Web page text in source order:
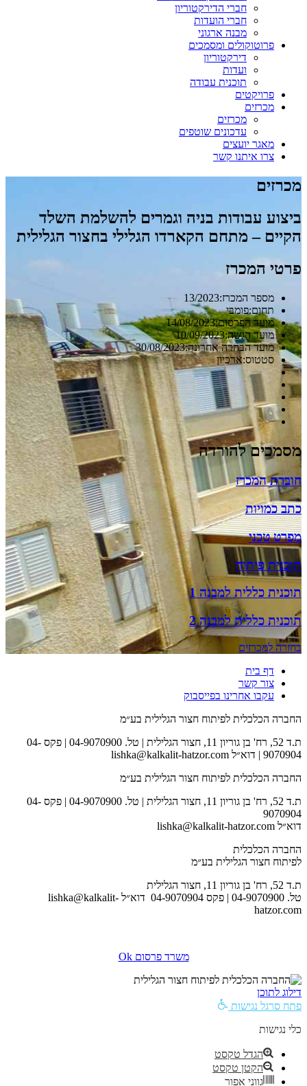
חברי הדירקטוריון
חברי הועדות
מבנה ארגוני
פרוטוקולים ומסמכים
דירקטוריון
ועדות
תוכנית עבודה
פרויקטים
מכרזים
מכרזים
עדכונים שוטפים
מאגר יועצים
צרו איתנו קשר
מכרזים
ביצוע עבודות בניה וגמרים להשלמת השלד
הקיים – מתחם הקארדו הגלילי בחצור הגלילית
פרטי המכרז
מספר המכרז:13/2023
תחום:פומבי
מועד הפרסום:14/08/2023
מועד הגשה:10/09/2023
מועד הבהרה אחרונה:30/08/2023
סטטוס:ארכיון
מסמכים להורדה
חוברת המכרז
כתב כמויות
מפרט טכני
תוכנית פיתוח
תוכנית כללית למבנה 1
תוכנית כללית למבנה 2
בחזרה למכרזים
דף בית
צור קשר
עקבו אחרינו בפייסבוק
החברה הכלכלית לפיתוח חצור הגלילית בע״מ
ת.ד 52, רח' בן גוריון 11, חצור הגלילית | טל. 04-9070900 | פקס 04-
9070904 | דוא״ל lishka@kalkalit-hatzor.com
החברה הכלכלית לפיתוח חצור הגלילית בע״מ
ת.ד 52, רח' בן גוריון 11, חצור הגלילית | טל. 04-9070900 | פקס 04-
9070904
דוא״ל lishka@kalkalit-hatzor.com
החברה הכלכלית
לפיתוח חצור הגלילית בע״מ
ת.ד 52, רח' בן גוריון 11, חצור הגלילית
טל. 04-9070900 | פקס 04-9070904 דוא״ל lishka@kalkalit-
hatzor.com
משרד פרסום Ok
דילוג לתוכן
פתח סרגל נגישות
כלי נגישות
הגדל טקסט
הקטן טקסט
גווני אפור